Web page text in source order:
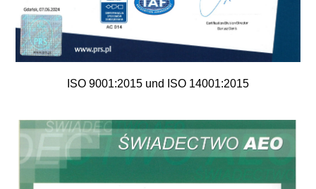
ISO 9001:2015 und ISO 14001:2015